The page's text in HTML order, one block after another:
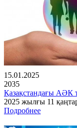
15.01.2025
2035
Қазақстандағы АӘК
2025 жылғы 11
Подробнее